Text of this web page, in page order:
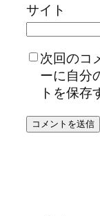
サイト
次回のコ
ーに自分
トを保存